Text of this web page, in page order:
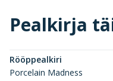
Pealkirja
Rööppealkiri
Porcelain Madness